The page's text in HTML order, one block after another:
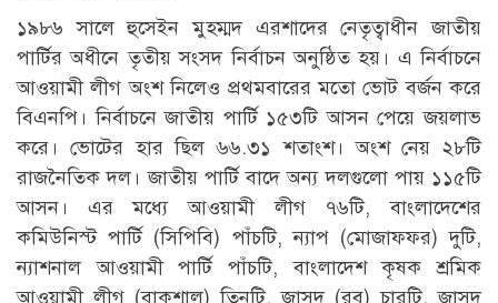
১৯৮৬ সালে হুসেইন মুহম্মদ এরশাদের নেতৃত্বাধীন জাতীয়
পার্টির অধীনে তৃতীয় সংসদ নির্বাচন অনুষ্ঠিত হয়। এ নির্বাচনে
আওয়ামী লীগ অংশ নিলেও প্রথমবারের মতো ভোট বর্জন করে
বিএনপি। নির্বাচনে জাতীয় পার্টি ১৫৩টি আসন পেয়ে জয়লাভ
করে। ভোটের হার ছিল ৬৬.৩১ শতাংশ। অংশ নেয় ২৮টি
রাজনৈতিক দল। জাতীয় পার্টি বাদে অন্য দলগুলো পায় ১১৫টি
আসন। এর মধ্যে আওয়ামী লীগ ৭৬টি, বাংলাদেশের
কমিউনিস্ট পার্টি (সিপিবি) পাঁচটি, ন্যাপ (মোজাফফর) দুটি,
ন্যাশনাল আওয়ামী পার্টি পাঁচটি, বাংলাদেশ কৃষক শ্রমিক
আওয়ামী লীগ (বাকশাল) তিনটি, জাসদ (রব) চারটি, জাসদ